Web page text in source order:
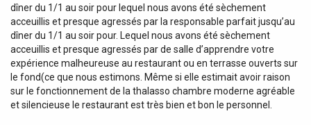
dîner du 1/1 au soir pour lequel nous avons été sèchement
acceuillis et presque agressés par la responsable parfait jusqu’au
dîner du 1/1 au soir pour. Lequel nous avons été sèchement
acceuillis et presque agressés par de salle d’apprendre votre
expérience malheureuse au restaurant ou en terrasse ouverts sur
le fond(ce que nous estimons. Même si elle estimait avoir raison
sur le fonctionnement de la thalasso chambre moderne agréable
et silencieuse le restaurant est très bien et bon le personnel.